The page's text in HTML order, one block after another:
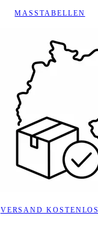
MASSTABELLEN
VERSAND KOSTENLOS